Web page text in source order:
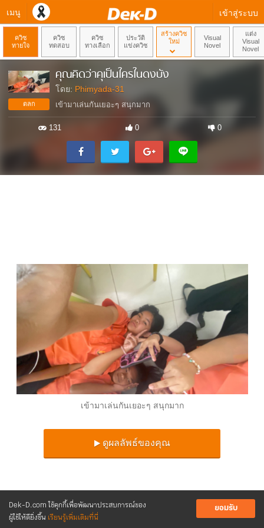
เมนู เข้าสู่ระบบ
Dek-D.com ใช้คุกกี้เพื่อพัฒนาประสบการณ์ของ
ผู้ใช้ให้ดียิ่งขึ้น เรียนรู้เพิ่มเติมที่นี่
ยอมรับ
ควิซ
ทายใจ
ควิซ
ทดสอบ
ควิซ
ทางเลือก
ประวัติ
แข่งควิซ
สร้างควิซ
ใหม่
Visual
Novel
แต่ง
Visual
Novel
ตลก
คุณคิดว่าคุเป็นใครในดงบัง
โดย: Phimyada-31
เข้ามาเล่นกันเยอะๆ สนุกมาก
131 0 0
เข้ามาเล่นกันเยอะๆ สนุกมาก
ดูผลลัพธ์ของคุณ